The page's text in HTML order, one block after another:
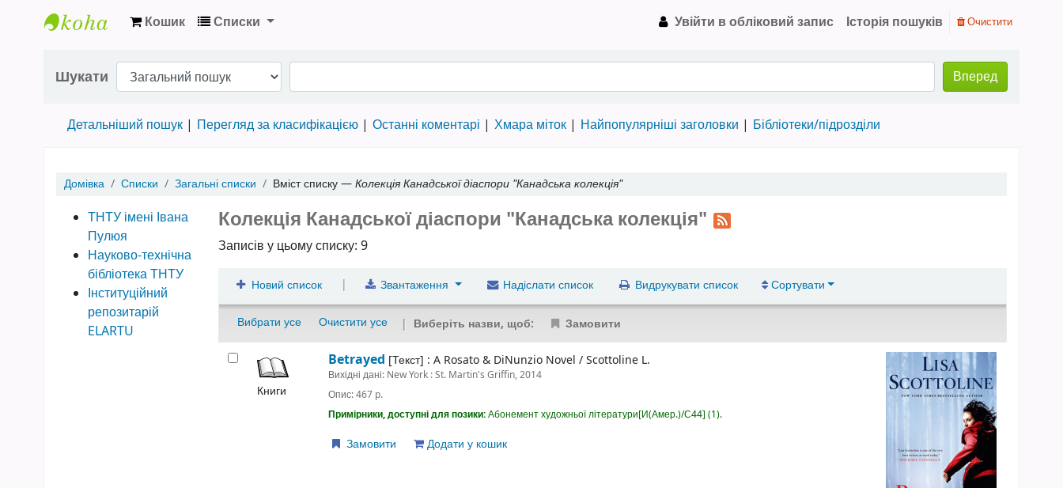
Кошик Списки Увійти в обліковий запис Історія пошуків Очистити
Шукати Вперед
Детальніший пошук Перегляд за класифікацією Останні коментарі Хмара міток Найпопулярніші заголовки Бібліотеки/підрозділи
Домівка Списки Загальні списки Вміст списку —Колекція Канадської діаспори "Канадська колекція"
ТНТУ імені Івана
Пулюя
Науково-технічна
бібліотека ТНТУ
Інституційний
репозитарій
ELARTU
Колекція Канадської діаспори "Канадська колекція"
Записів у цьому списку: 9
Новий список | Звантаження Надіслати список Видрукувати список Сортувати
Вибрати усе Очистити усе Виберіть назви, щоб: Замовити
Книги
Betrayed [Текст] :A Rosato & DiNunzio Novel /Scottoline L.
Вихідні дані: New York : St. Martin's Griffin, 2014
Опис:467 p.
Примірники, доступні для позики:Абонемент художньої літератури[И(Амер.)/С44] (1).
Замовити Додати у кошик